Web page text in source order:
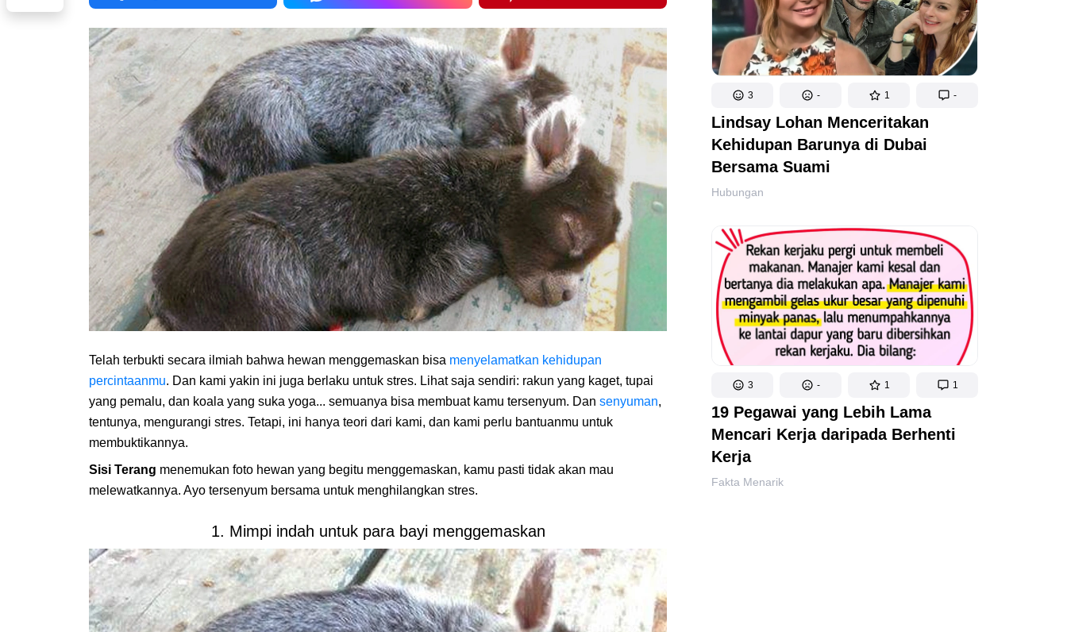
3 - 1 -
Lindsay Lohan Menceritakan
Kehidupan Barunya di Dubai
Bersama Suami
Hubungan
3 - 1 1
19 Pegawai yang Lebih Lama
Mencari Kerja daripada Berhenti
Kerja
Fakta Menarik
Telah terbukti secara ilmiah bahwa hewan menggemaskan bisa menyelamatkan kehidupan
percintaanmu. Dan kami yakin ini juga berlaku untuk stres. Lihat saja sendiri: rakun yang kaget, tupai
yang pemalu, dan koala yang suka yoga... semuanya bisa membuat kamu tersenyum. Dan senyuman,
tentunya, mengurangi stres. Tetapi, ini hanya teori dari kami, dan kami perlu bantuanmu untuk
membuktikannya.
Sisi Terang menemukan foto hewan yang begitu menggemaskan, kamu pasti tidak akan mau
melewatkannya. Ayo tersenyum bersama untuk menghilangkan stres.
1. Mimpi indah untuk para bayi menggemaskan